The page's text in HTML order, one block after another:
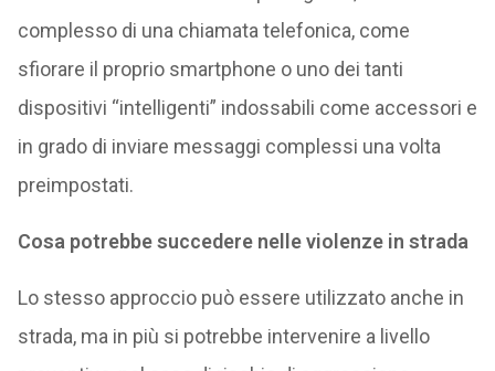
complesso di una chiamata telefonica, come
sfiorare il proprio smartphone o uno dei tanti
dispositivi “intelligenti” indossabili come accessori e
in grado di inviare messaggi complessi una volta
preimpostati.
Cosa potrebbe succedere nelle violenze in strada
Lo stesso approccio può essere utilizzato anche in
strada, ma in più si potrebbe intervenire a livello